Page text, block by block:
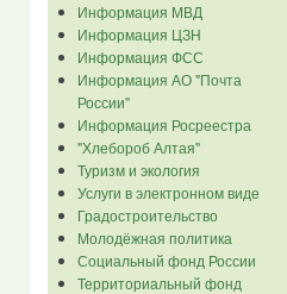
Информация МВД
Информация ЦЗН
Информация ФСС
Информация АО "Почта
России"
Информация Росреестра
"Хлебороб Алтая"
Туризм и экология
Услуги в электронном виде
Градостроительство
Молодёжная политика
Социальный фонд России
Территориальный фонд